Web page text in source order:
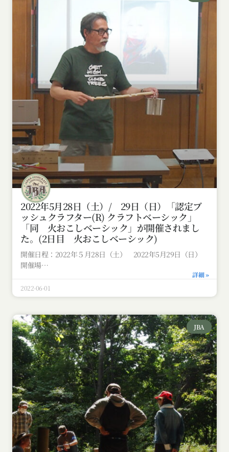
2022年5月28日（土）/ 29日（日）「認定ブ
ッシュクラフター(R) クラフトベーシック」
「同 火おこしベーシック」が開催されまし
た。(2日目 火おこしベーシック)
開催日程：2022年５月28日（土） 2022年5月29日（日）
開催場
詳細 »
2022-06-01
JBA